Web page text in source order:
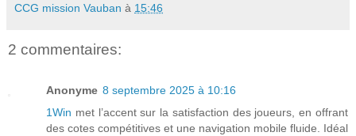
CCG mission Vauban à 15:46
2 commentaires:
Anonyme 8 septembre 2025 à 10:16
1Win met l’accent sur la satisfaction des joueurs, en offrant
des cotes compétitives et une navigation mobile fluide. Idéal